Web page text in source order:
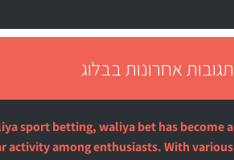
תגובות אחרונות בבלוג
sport betting, waliya bet has become a
activity among enthusiasts. With various